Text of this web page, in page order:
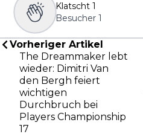
Klatscht 1
Besucher 1
Vorheriger Artikel
The Dreammaker lebt
wieder: Dimitri Van
den Bergh feiert
wichtigen
Durchbruch bei
Players Championship
17